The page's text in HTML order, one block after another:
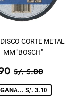
CORTE METAL
MM "BOSCH"
S/.
1.90
PRECIO
S/. 5.00
GANA... S/. 3.10